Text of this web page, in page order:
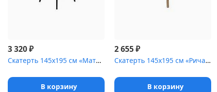
3 320₽
Скатерть 145х195 см «Мати» бордо
В корзину
2 655₽
Скатерть 145х195 см «Ричард» золотая
В корзину